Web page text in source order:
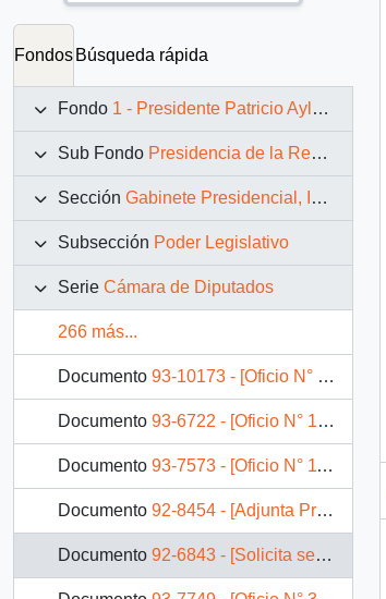
Fondos Búsqueda rápida
Fondo 1 - Presidente Patricio Aylwin Azócar (1990-1994)
Sub Fondo Presidencia de la República (11 marzo 1990 – 11 marzo 1994)
Sección Gabinete Presidencial, Instituciones y Servicios
Subsección Poder Legislativo
Serie Cámara de Diputados
266 más...
Documento 93-10173 - [Oficio N° 388 de la Cámara de Diputados]
Documento 93-6722 - [Oficio N° 12689 de la Cámara de Diputados]
Documento 93-7573 - [Oficio N° 1187 de la Cámara de Diputados]
Documento 92-8454 - [Adjunta Proyectos de desarrollo de la comuna de La Pintana]
Documento 92-6843 - [Solicita se estudie un estatuto general para la ciudad de Arica]